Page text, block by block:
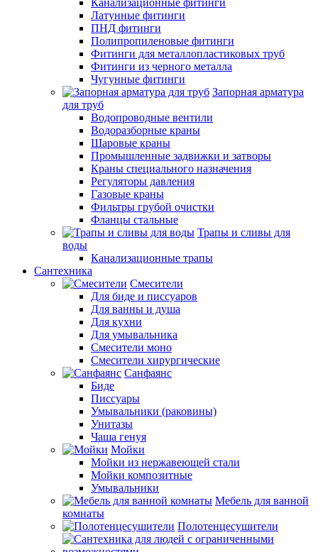
Канализационные фитинги
Латунные фитинги
ПНД фитинги
Полипропиленовые фитинги
Фитинги для металлопластиковых труб
Фитинги из черного металла
Чугунные фитинги
Запорная арматура
для труб
Водопроводные вентили
Водоразборные краны
Шаровые краны
Промышленные задвижки и затворы
Краны специального назначения
Регуляторы давления
Газовые краны
Фильтры грубой очистки
Фланцы стальные
Трапы и сливы для
воды
Канализационные трапы
Сантехника
Смесители
Для биде и писсуаров
Для ванны и душа
Для кухни
Для умывальника
Смесители моно
Смесители хирургические
Санфаянс
Биде
Писсуары
Умывальники (раковины)
Унитазы
Чаша генуя
Мойки
Мойки из нержавеющей стали
Мойки композитные
Умывальники
Мебель для ванной
комнаты
Полотенцесушители